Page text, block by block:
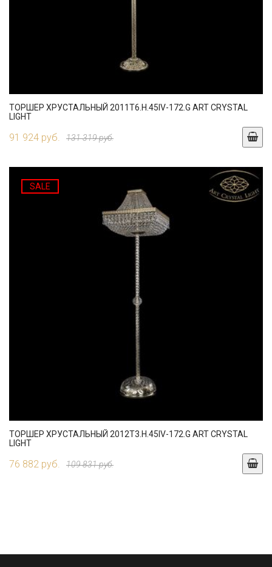
ТОРШЕР ХРУСТАЛЬНЫЙ 2011T6.H.45IV-172.G ART CRYSTAL
LIGHT
91 924 руб. 131 319 руб.
SALE
ТОРШЕР ХРУСТАЛЬНЫЙ 2012T3.H.45IV-172.G ART CRYSTAL
LIGHT
76 882 руб. 109 831 руб.